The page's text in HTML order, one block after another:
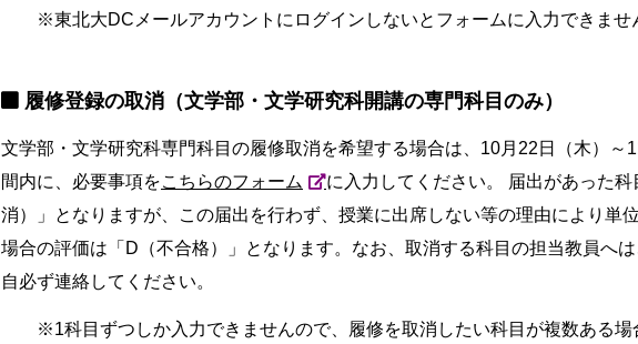
東北大DCメールアカウントにログインしないとフォームに入力できませ
履修登録の取消（文学部・文学研究科開講の専門科目のみ）
文学部・文学研究科専門科目の履修取消を希望する場合は、10月22日（木）～
間内に、必要事項をこちらのフォーム
に入力してください。 届出があった
消）」となりますが、この届出を行わず、授業に出席しない等の理由により単
場合の評価は「D（不合格）」となります。なお、取消する科目の担当教員へ
自必ず連絡してください。
1科目ずつしか入力できませんので、履修を取消したい科目が複数ある場